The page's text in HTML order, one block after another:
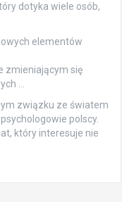
dotyka wiele osób,
elementów
zmieniającym się
…
związku ze światem
polscy.
który interesuje nie